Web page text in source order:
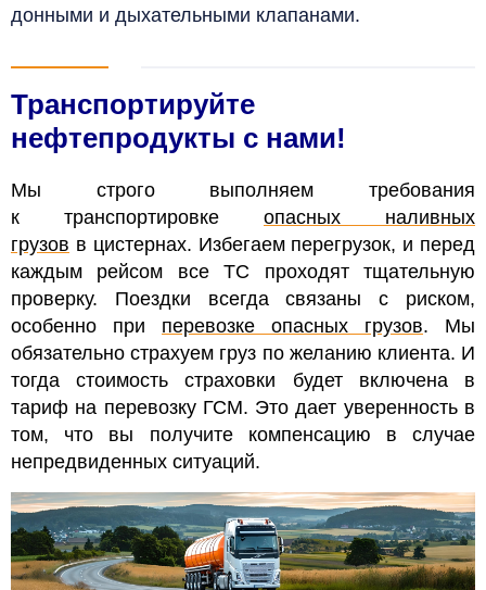
донными и дыхательными клапанами.
Транспортируйте
нефтепродукты с нами!
Мы строго выполняем требования
к транспортировке опасных наливных
грузов в цистернах. Избегаем перегрузок, и перед
каждым рейсом все ТС проходят тщательную
проверку. Поездки всегда связаны с риском,
особенно при перевозке опасных грузов. Мы
обязательно страхуем груз по желанию клиента. И
тогда стоимость страховки будет включена в
тариф на перевозку ГСМ. Это дает уверенность в
том, что вы получите компенсацию в случае
непредвиденных ситуаций.